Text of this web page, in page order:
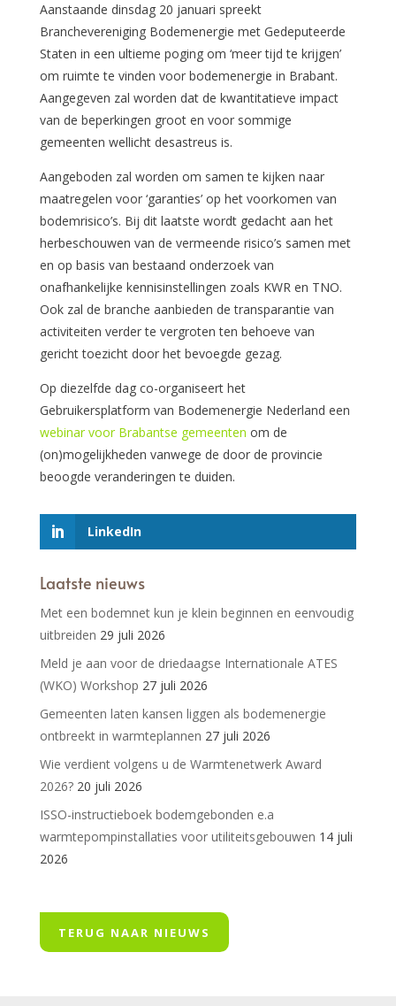
Aanstaande dinsdag 20 januari spreekt
Branchevereniging Bodemenergie met Gedeputeerde
Staten in een ultieme poging om ‘meer tijd te krijgen’
om ruimte te vinden voor bodemenergie in Brabant.
Aangegeven zal worden dat de kwantitatieve impact
van de beperkingen groot en voor sommige
gemeenten wellicht desastreus is.
Aangeboden zal worden om samen te kijken naar
maatregelen voor ‘garanties’ op het voorkomen van
bodemrisico’s. Bij dit laatste wordt gedacht aan het
herbeschouwen van de vermeende risico’s samen met
en op basis van bestaand onderzoek van
onafhankelijke kennisinstellingen zoals KWR en TNO.
Ook zal de branche aanbieden de transparantie van
activiteiten verder te vergroten ten behoeve van
gericht toezicht door het bevoegde gezag.
Op diezelfde dag co-organiseert het
Gebruikersplatform van Bodemenergie Nederland een
webinar voor Brabantse gemeenten om de
(on)mogelijkheden vanwege de door de provincie
beoogde veranderingen te duiden.
LinkedIn
Laatste nieuws
Met een bodemnet kun je klein beginnen en eenvoudig
uitbreiden 29 juli 2026
Meld je aan voor de driedaagse Internationale ATES
(WKO) Workshop 27 juli 2026
Gemeenten laten kansen liggen als bodemenergie
ontbreekt in warmteplannen 27 juli 2026
Wie verdient volgens u de Warmtenetwerk Award
2026? 20 juli 2026
ISSO-instructieboek bodemgebonden e.a
warmtepompinstallaties voor utiliteitsgebouwen 14 juli
2026
TERUG NAAR NIEUWS